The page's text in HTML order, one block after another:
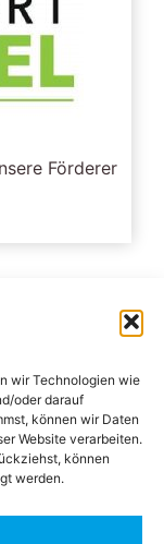
wir Technologien wie
oder darauf
können wir Daten
Website verarbeiten.
können
werden.
Förderer